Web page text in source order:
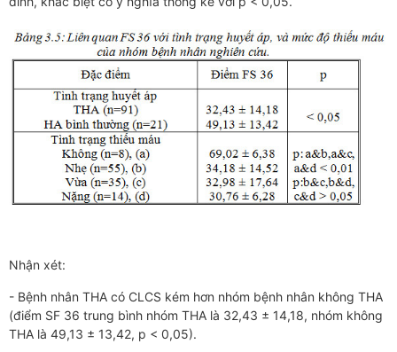
Nhận xét:
- Bệnh nhân THA có CLCS kém hơn nhóm bệnh nhân không THA
(điểm SF 36 trung bình nhóm THA là 32,43 ± 14,18, nhóm không
THA là 49,13 ± 13,42, p < 0,05).